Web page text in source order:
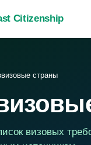
Citizenship
страны
визовых